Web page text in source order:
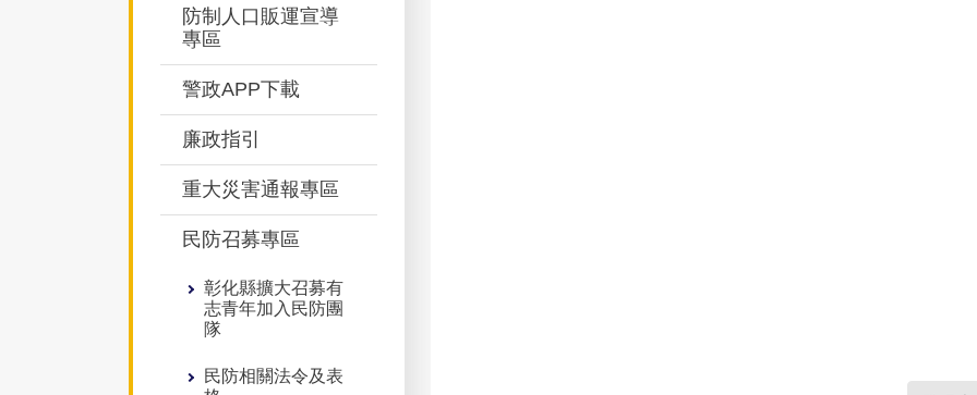
防制人口販運宣導
專區
警政APP下載
廉政指引
重大災害通報專區
民防召募專區
彰化縣擴大召募有
志青年加入民防團
隊
民防相關法令及表